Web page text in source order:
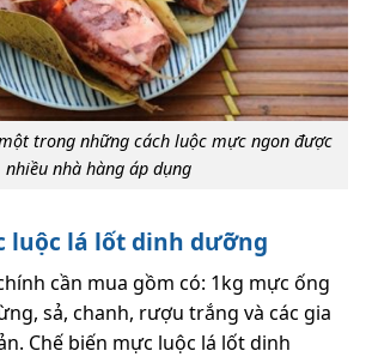
trong những cách luộc mực ngon được
nhiều nhà hàng áp dụng
luộc lá lốt dinh dưỡng
cần mua gồm có: 1kg mực ống
sả, chanh, rượu trắng và các gia
Chế biến mực luộc lá lốt dinh